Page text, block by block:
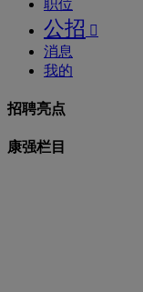
职位
公招 
消息
我的
招聘亮点
康强栏目